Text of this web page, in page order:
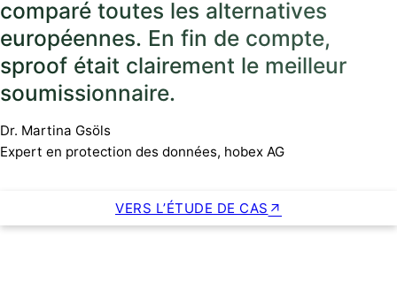
comparé toutes les alternatives
européennes. En fin de compte,
sproof était clairement le meilleur
soumissionnaire.
Dr. Martina Gsöls
Expert en protection des données, hobex AG
VERS L’ÉTUDE DE CAS